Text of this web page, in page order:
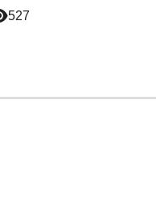
527